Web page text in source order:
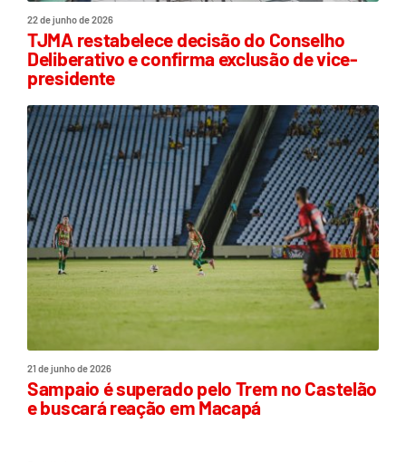
22 de junho de 2026
TJMA restabelece decisão do Conselho
Deliberativo e confirma exclusão de vice-
presidente
21 de junho de 2026
Sampaio é superado pelo Trem no Castelão
e buscará reação em Macapá